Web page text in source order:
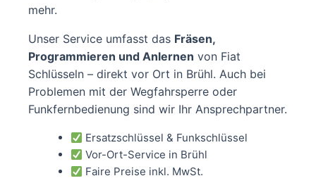
mehr.
Unser Service umfasst das Fräsen,
Programmieren und Anlernen von Fiat
Schlüsseln – direkt vor Ort in Brühl. Auch bei
Problemen mit der Wegfahrsperre oder
Funkfernbedienung sind wir Ihr Ansprechpartner.
Ersatzschlüssel & Funkschlüssel
Vor-Ort-Service in Brühl
Faire Preise inkl. MwSt.